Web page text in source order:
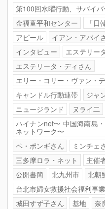
第100回水曜行動、サバイ
金福童平和センター
「日
アピール
イアン・アパイ
インタビュー
エステリー
エステリータ・ディさん
エリー・コリー・ヴァン・
キャンドル行動連帯
ジャ
ニュージランド
ヌライ二
ハイナンnet〜 中国海南島
ネットワーク〜
ペ・ポンギさん
ミンチェ
三多摩ロラ・ネット
主催
公開書簡
北九州市
北朝
台北市婦女救援社会福利事
城田すず子さん
基地 奈